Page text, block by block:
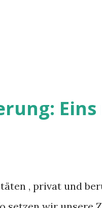
Eins
, privat und